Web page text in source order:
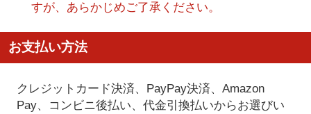
すが、あらかじめご了承ください。
お支払い方法
クレジットカード決済、PayPay決済、Amazon
Pay、コンビニ後払い、代金引換払いからお選びい